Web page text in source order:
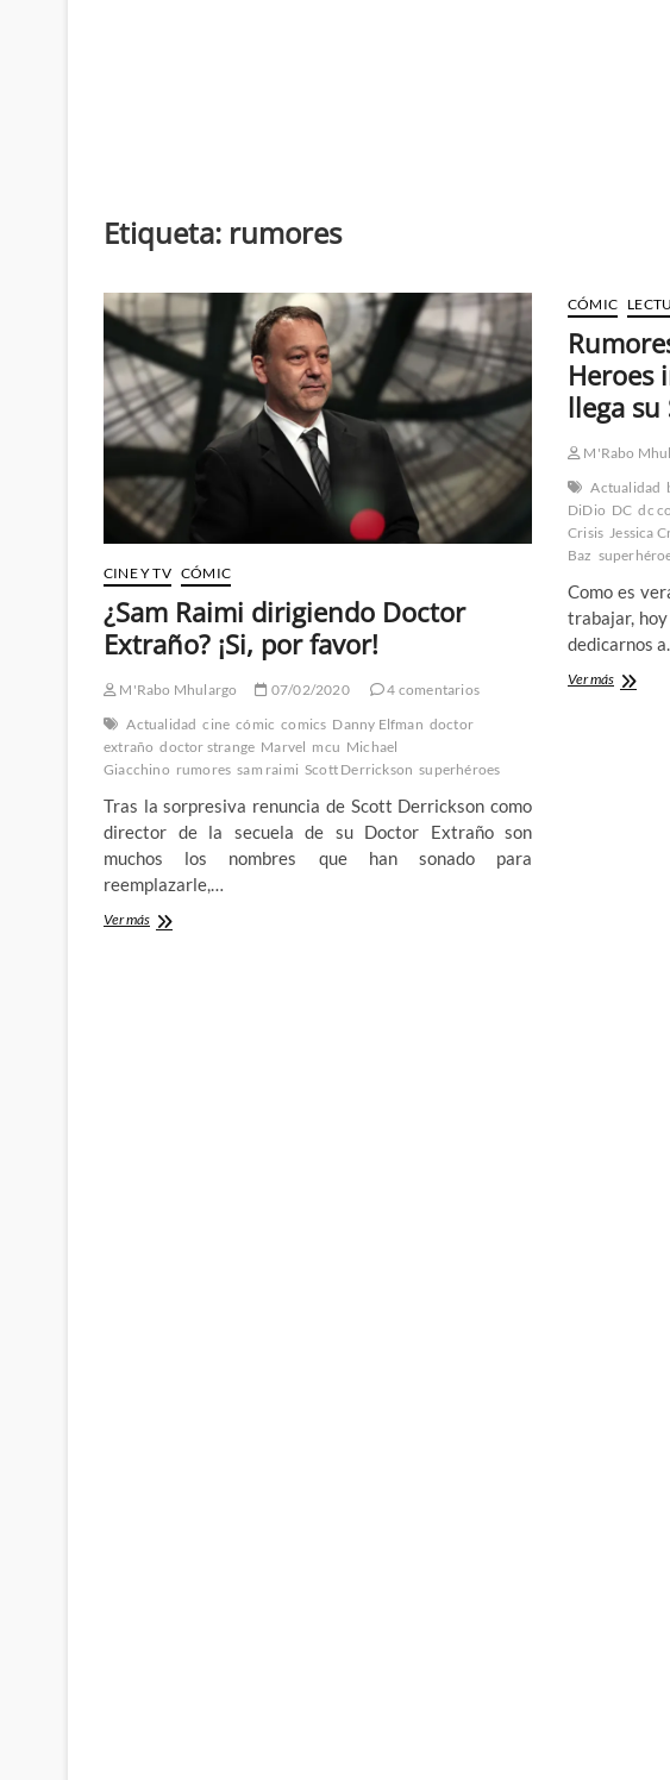
Etiqueta: rumores
CINE Y TV CÓMIC
¿Sam Raimi dirigiendo Doctor
Extraño? ¡Si, por favor!
M'Rabo Mhulargo 07/02/2020
4 comentarios
Actualidad cine cómic comics Danny Elfman doctor
extraño doctor strange Marvel mcu Michael
Giacchino rumores sam raimi Scott Derrickson superhéroes
Tras la sorpresiva renuncia de Scott Derrickson como
director de la secuela de su Doctor Extraño son
muchos los nombres que han sonado para
reemplazarle,…
Ver más¿Sam
CÓMIC
Heroes
llega su
M'Rabo
Actualidad
DiDio DC dc
Crisis Jessica
Baz
Como es
trabajar, hoy
dedicarnos
Ver másRumores